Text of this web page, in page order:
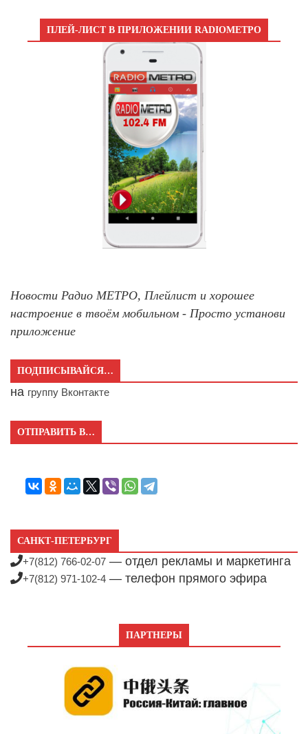
ПЛЕЙ-ЛИСТ В ПРИЛОЖЕНИИ RADIOМЕТРО
Новости Радио МЕТРО, Плейлист и хорошее
настроение в твоём мобильном - Просто установи
приложение
ПОДПИСЫВАЙСЯ…
на группу Вконтакте
ОТПРАВИТЬ В…
САНКТ-ПЕТЕРБУРГ
+7(812) 766-02-07 — отдел рекламы и маркетинга
+7(812) 971-102-4 — телефон прямого эфира
ПАРТНЕРЫ